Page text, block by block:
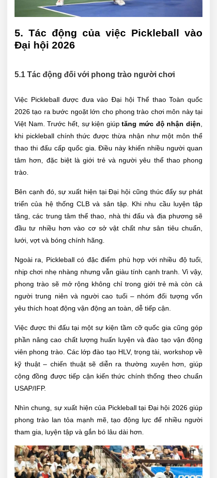
5. Tác động của việc Pickleball vào
Đại hội 2026
5.1 Tác động đối với phong trào người chơi
Việc Pickleball được đưa vào Đại hội Thể thao Toàn quốc
2026 tạo ra bước ngoặt lớn cho phong trào chơi môn này tại
Việt Nam. Trước hết, sự kiện giúptăng mức độ nhận diện,
khi pickleball chính thức được thừa nhận như một môn thể
thao thi đấu cấp quốc gia. Điều này khiến nhiều người quan
tâm hơn, đặc biệt là giới trẻ và người yêu thể thao phong
trào.
Bên cạnh đó, sự xuất hiện tại Đại hội cũng thúc đẩy sự phát
triển của hệ thống CLB và sân tập. Khi nhu cầu luyện tập
tăng, các trung tâm thể thao, nhà thi đấu và địa phương sẽ
đầu tư nhiều hơn vào cơ sở vật chất như sân tiêu chuẩn,
lưới, vợt và bóng chính hãng.
Ngoài ra, Pickleball có đặc điểm phù hợp với nhiều độ tuổi,
nhịp chơi nhẹ nhàng nhưng vẫn giàu tính cạnh tranh. Vì vậy,
phong trào sẽ mở rộng không chỉ trong giới trẻ mà còn cả
người trung niên và người cao tuổi – nhóm đối tượng vốn
yêu thích hoạt động vận động an toàn, dễ tiếp cận.
Việc được thi đấu tại một sự kiện tầm cỡ quốc gia cũng góp
phần nâng cao chất lượng huấn luyện và đào tạo vận động
viên phong trào. Các lớp đào tạo HLV, trọng tài, workshop về
kỹ thuật – chiến thuật sẽ diễn ra thường xuyên hơn, giúp
cộng đồng được tiếp cận kiến thức chính thống theo chuẩn
USAP/IFP.
Nhìn chung, sự xuất hiện của Pickleball tại Đại hội 2026 giúp
phong trào lan tỏa mạnh mẽ, tạo động lực để nhiều người
tham gia, luyện tập và gắn bó lâu dài hơn.